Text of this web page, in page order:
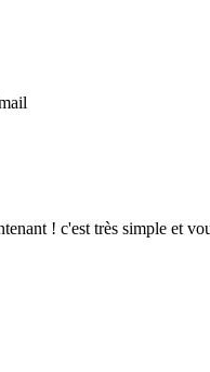
! c'est très simple et